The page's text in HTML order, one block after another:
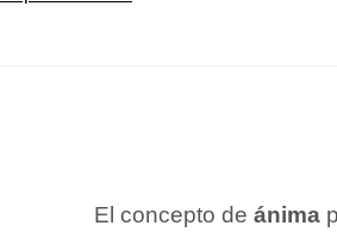
El concepto de ánima